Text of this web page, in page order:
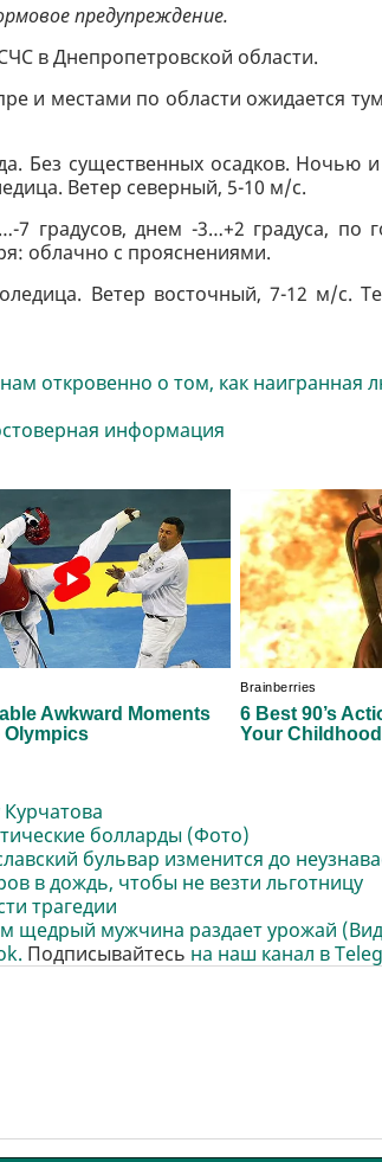
предупреждение.
в Днепропетровской области.
и местами по области ожидается
Без существенных осадков. Ночью
Ветер северный, 5-10 м/с.
7 градусов, днем -3…+2 градуса, по
облачно с прояснениями.
Ветер восточный, 7-12 м/с.
откровенно о том, как наигранная
информация
болларды (Фото)
бульвар изменится до
в дождь, чтобы не везти льготницу
трагедии
щедрый мужчина раздает урожай
Подписывайтесь на наш канал в